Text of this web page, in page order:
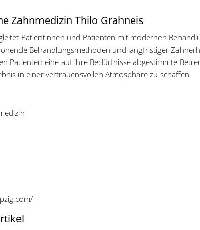
Zahnmedizin Thilo Grahneis
Patientinnen und Patienten mit modernen
Behandlungsmethoden und langfristiger
Patienten eine auf ihre Bedürfnisse abgestimmte
in einer vertrauensvollen Atmosphäre zu schaffen.